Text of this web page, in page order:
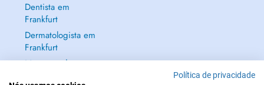
Dentista em
Frankfurt
Dermatologista em
Frankfurt
Mostrar tudo →
Política de privacidade